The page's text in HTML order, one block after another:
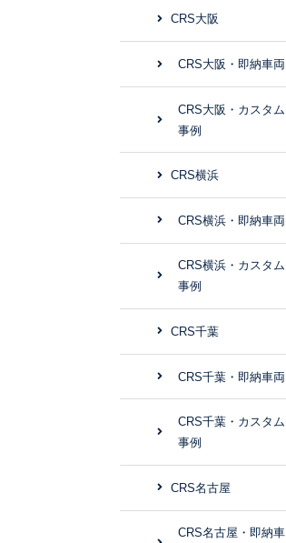
CRS大阪
CRS大阪・即納車両
CRS大阪・カスタム
事例
CRS横浜
CRS横浜・即納車両
CRS横浜・カスタム
事例
CRS千葉
CRS千葉・即納車両
CRS千葉・カスタム
事例
CRS名古屋
CRS名古屋・即納車